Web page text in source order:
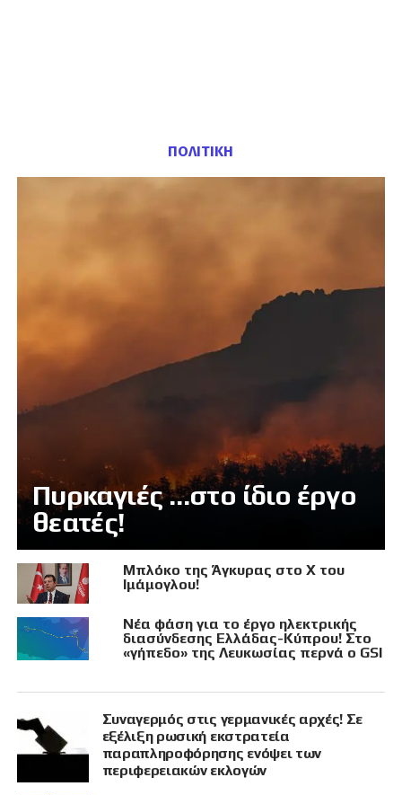
ΠΟΛΙΤΙΚΗ
Πυρκαγιές …στο ίδιο έργο
θεατές!
Μπλόκο της Άγκυρας στο X του
Ιμάμογλου!
Νέα φάση για το έργο ηλεκτρικής
διασύνδεσης Ελλάδας-Κύπρου! Στο
«γήπεδο» της Λευκωσίας περνά ο GSI
Συναγερμός στις γερμανικές αρχές! Σε
εξέλιξη ρωσική εκστρατεία
παραπληροφόρησης ενόψει των
περιφερειακών εκλογών